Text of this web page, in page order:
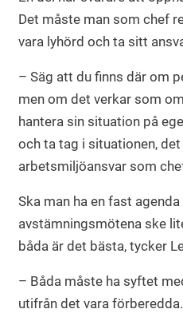
Det måste man som chef
vara lyhörd och ta sitt
– Säg att du finns där om
men om det verkar som
hantera sin situation på
och ta tag i situationen,
arbetsmiljöansvar som
Ska man ha en fast
avstämningsmötena ske
båda är det bästa, tycker
– Båda måste ha syftet
utifrån det vara